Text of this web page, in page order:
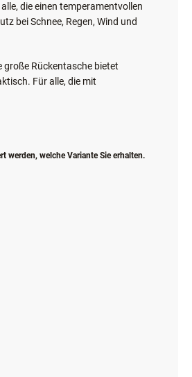
die einen temperamentvollen
bei Schnee, Regen, Wind und
große Rückentasche bietet
Für alle, die mit
werden, welche Variante Sie erhalten.